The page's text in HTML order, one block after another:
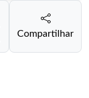
Compartilhar